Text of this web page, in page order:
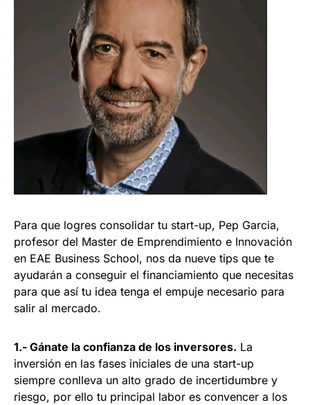
Para que logres consolidar tu start-up, Pep Garcia,
profesor del Master de Emprendimiento e Innovación
en EAE Business School, nos da nueve tips que te
ayudarán a conseguir el financiamiento que necesitas
para que así tu idea tenga el empuje necesario para
salir al mercado.
1.- Gánate la confianza de los inversores. La
inversión en las fases iniciales de una start-up
siempre conlleva un alto grado de incertidumbre y
riesgo, por ello tu principal labor es convencer a los